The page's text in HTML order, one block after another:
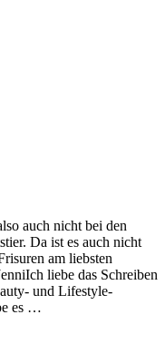
auch nicht bei den
Da ist es auch nicht
am liebsten
liebe das Schreiben
und Lifestyle-
es …